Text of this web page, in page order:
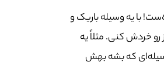
با یه وسیله باریک و
خردش کنی. مثلاً یه
که بشه بهش